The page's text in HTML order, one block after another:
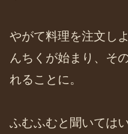
やがて料理を注文し
んちくが始まり、そ
れることに。
ふむふむと聞いては